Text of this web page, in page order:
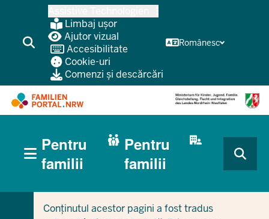
conținutul
principal
Limbaj ușor
Ajutor vizual
Accesibilitate
Cookie-uri
Comenzi și descărcări
Românesc
CURRENT SECTION PENTRU FAMILII
CURRENT SECTION PENTRU ÎNTREPRINDERI/
(BÜRGERBEREICH
MOBILE)
Pentru
familii
Pentru
familii
Conținutul acestor pagini a fost tradus